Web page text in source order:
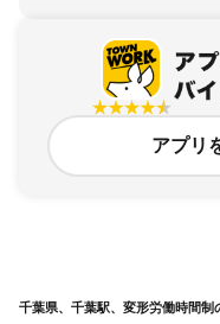
アプリ
千葉県、千葉駅、変形労働時間制